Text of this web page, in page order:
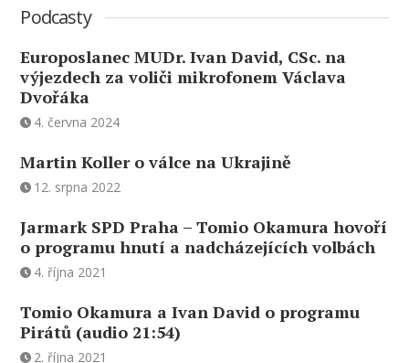
Podcasty
Europoslanec MUDr. Ivan David, CSc. na
výjezdech za voliči mikrofonem Václava
Dvořáka
4. června 2024
Martin Koller o válce na Ukrajině
12. srpna 2022
Jarmark SPD Praha – Tomio Okamura hovoří
o programu hnutí a nadcházejících volbách
4. října 2021
Tomio Okamura a Ivan David o programu
Pirátů (audio 21:54)
2. října 2021